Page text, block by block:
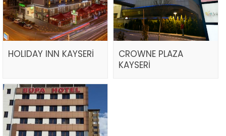
HOLIDAY INN KAYSERİ
CROWNE PLAZA
KAYSERİ